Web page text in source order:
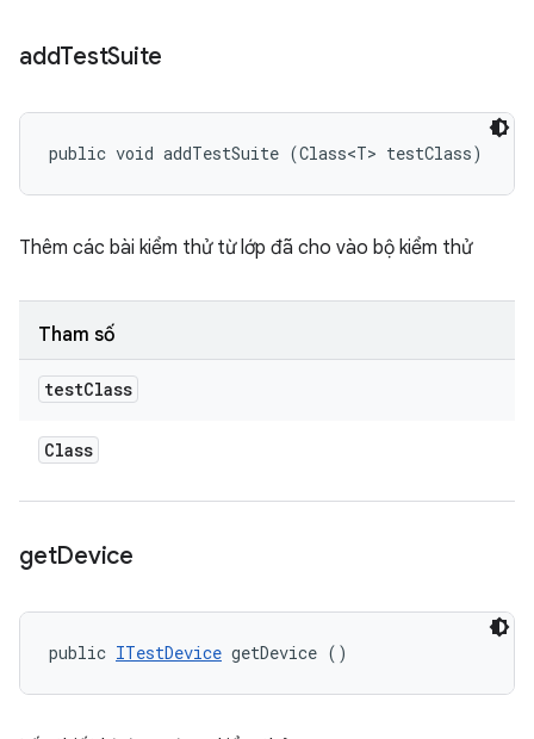
addTestSuite
public void addTestSuite (Class<T> testClass)
Thêm các bài kiểm thử từ lớp đã cho vào bộ kiểm thử
Tham số
testClass
Class
getDevice
public ITestDevice getDevice ()